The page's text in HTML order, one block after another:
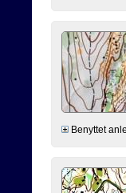
Benyttet